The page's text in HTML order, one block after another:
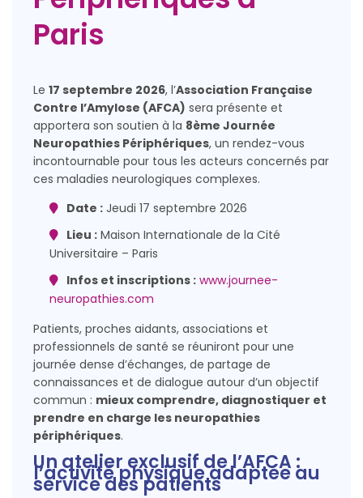
Paris
Le 17 septembre 2026, l’Association Française
Contre l’Amylose (AFCA) sera présente et
apportera son soutien à la 8ème Journée
Neuropathies Périphériques, un rendez-vous
incontournable pour tous les acteurs concernés par
ces maladies neurologiques complexes.
Date : Jeudi 17 septembre 2026
Lieu : Maison Internationale de la Cité
Universitaire – Paris
Infos et inscriptions : www.journee-
neuropathies.com
Patients, proches aidants, associations et
professionnels de santé se réuniront pour une
journée dense d’échanges, de partage de
connaissances et de dialogue autour d’un objectif
commun : mieux comprendre, diagnostiquer et
prendre en charge les neuropathies
périphériques.
Un atelier exclusif de l’AFCA :
l’activité physique adaptée au
service des patients